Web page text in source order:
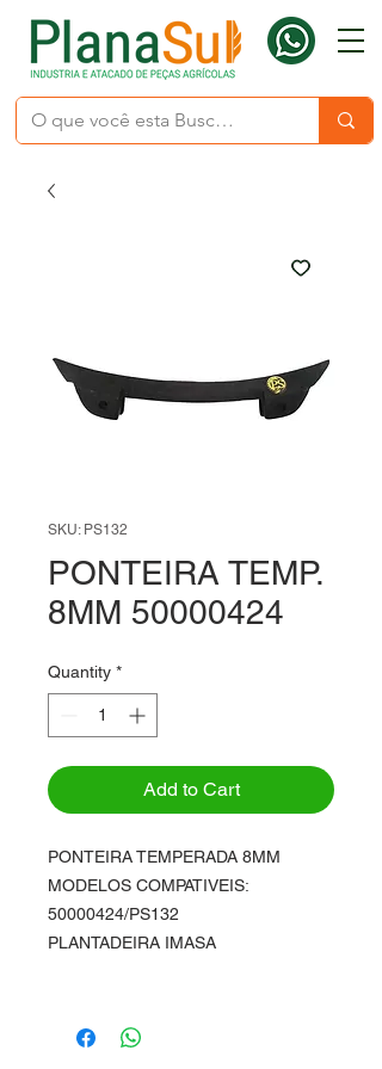
SKU: PS132
PONTEIRA TEMP.
8MM 50000424
Quantity *
Add to Cart
PONTEIRA TEMPERADA 8MM
MODELOS COMPATIVEIS:
50000424/PS132
PLANTADEIRA IMASA